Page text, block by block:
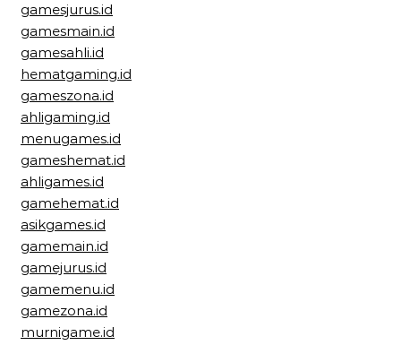
gamesjurus.id
gamesmain.id
gamesahli.id
hematgaming.id
gameszona.id
ahligaming.id
menugames.id
gameshemat.id
ahligames.id
gamehemat.id
asikgames.id
gamemain.id
gamejurus.id
gamemenu.id
gamezona.id
murnigame.id